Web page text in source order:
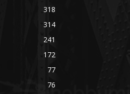
318
314
241
172
77
76